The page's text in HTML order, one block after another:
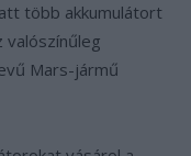
több akkumulátort
valószínűleg
Mars-jármű